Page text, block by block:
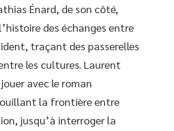
Énard, de son côté,
des échanges entre
traçant des passerelles
les cultures. Laurent
avec le roman
la frontière entre
jusqu’à interroger la